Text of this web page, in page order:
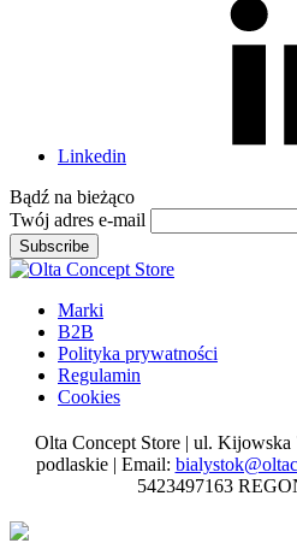
Linkedin
Bądź na bieżąco
Twój adres e-mail
Subscribe
Marki
B2B
Polityka prywatności
Regulamin
Cookies
Olta Concept Store | ul.
podlaskie | Email:
5423497163